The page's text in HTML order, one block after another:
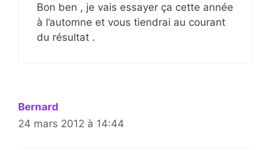
Bon ben , je vais essayer ça cette année
à l’automne et vous tiendrai au courant
du résultat .
Bernard
24 mars 2012 à 14:44